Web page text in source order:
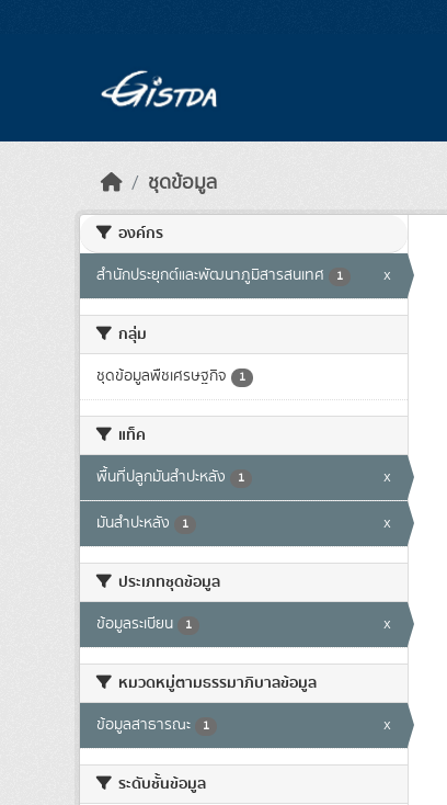
ชุดข้อมูล
องค์กร
สำนักประยุกต์และพัฒนาภูมิสารสนเทศ 1 x
กลุ่ม
ชุดข้อมูลพืชเศรษฐกิจ 1
แท็ค
พื้นที่ปลูกมันสำปะหลัง 1 x
มันสำปะหลัง 1 x
ประเภทชุดข้อมูล
ข้อมูลระเบียน 1 x
หมวดหมู่ตามธรรมาภิบาลข้อมูล
ข้อมูลสาธารณะ 1 x
ระดับชั้นข้อมูล